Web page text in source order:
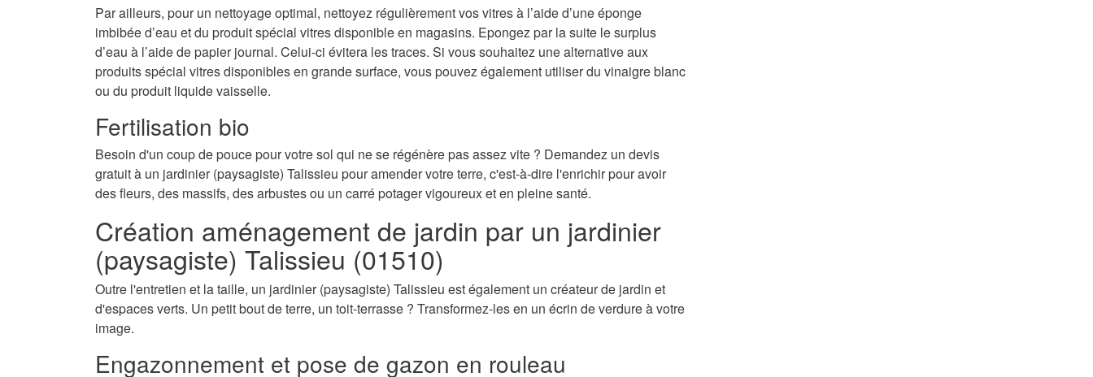
Par ailleurs, pour un nettoyage optimal, nettoyez régulièrement vos vitres à l’aide d’une éponge
imbibée d’eau et du produit spécial vitres disponible en magasins. Epongez par la suite le surplus
d’eau à l’aide de papier journal. Celui-ci évitera les traces. Si vous souhaitez une alternative aux
produits spécial vitres disponibles en grande surface, vous pouvez également utiliser du vinaigre blanc
ou du produit liquide vaisselle.
Fertilisation bio
Besoin d'un coup de pouce pour votre sol qui ne se régénère pas assez vite ? Demandez un devis
gratuit à un jardinier (paysagiste) Talissieu pour amender votre terre, c'est-à-dire l'enrichir pour avoir
des fleurs, des massifs, des arbustes ou un carré potager vigoureux et en pleine santé.
Création aménagement de jardin par un jardinier
(paysagiste) Talissieu (01510)
Outre l'entretien et la taille, un jardinier (paysagiste) Talissieu est également un créateur de jardin et
d'espaces verts. Un petit bout de terre, un toit-terrasse ? Transformez-les en un écrin de verdure à votre
image.
Engazonnement et pose de gazon en rouleau